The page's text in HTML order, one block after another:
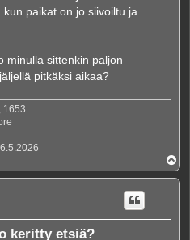
paikat on jo siivoiltu ja
minulla sittenkin paljon
pitkäksi aikaa?
1653
l
ö
keritty etsiä?